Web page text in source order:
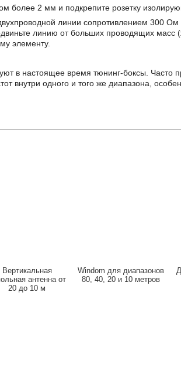
более 2 мм и подкрепите розетку
линии сопротивлением 300
линию от больших проводящих масс
элементу.
в настоящее время тюнинг-боксы. Часто
внутри одного и того же диапазона,
Вертикальная
антенна от
20 до 10 м
Windom для диапазонов
80, 40, 20 и 10 метров